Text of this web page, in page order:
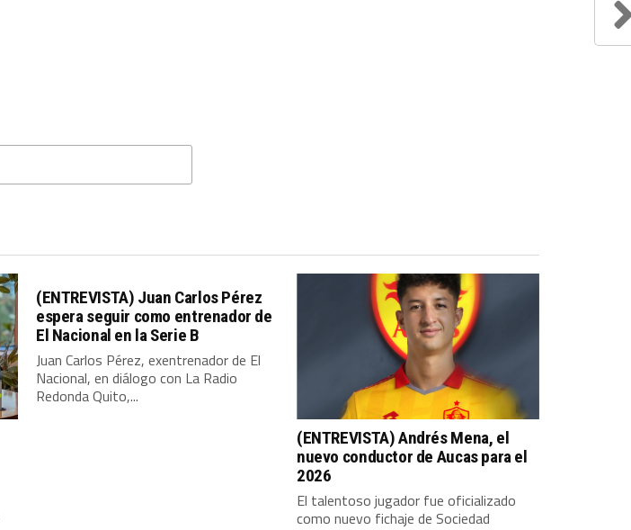
(ENTREVISTA) Juan Carlos Pérez
espera seguir como entrenador de
El Nacional en la Serie B
Juan Carlos Pérez, exentrenador de El
Nacional, en diálogo con La Radio
Redonda Quito,...
(ENTREVISTA) Andrés Mena, el
nuevo conductor de Aucas para el
2026
El talentoso jugador fue oficializado
como nuevo fichaje de Sociedad